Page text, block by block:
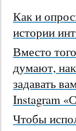
Как и
истории
Вместо
думают,
задавать
Instagram
Чтобы